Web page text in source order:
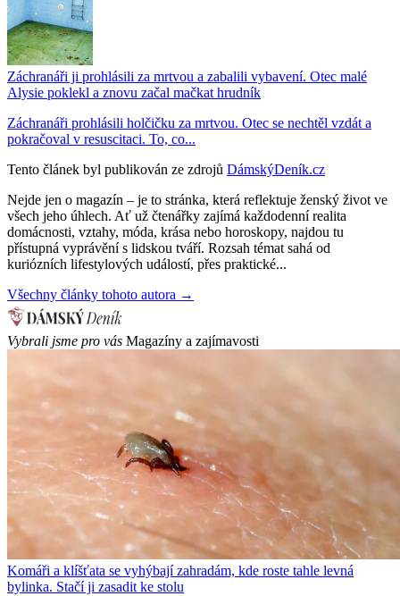
Záchranáři ji prohlásili za mrtvou a zabalili vybavení. Otec malé
Alysie poklekl a znovu začal mačkat hrudník
Záchranáři prohlásili holčičku za mrtvou. Otec se nechtěl vzdát a
pokračoval v resuscitaci. To, co...
Tento článek byl publikován ze zdrojů DámskýDeník.cz
Nejde jen o magazín – je to stránka, která reflektuje ženský život ve
všech jeho úhlech. Ať už čtenářky zajímá každodenní realita
domácnosti, vztahy, móda, krása nebo horoskopy, najdou tu
přístupná vyprávění s lidskou tváří. Rozsah témat sahá od
kuriózních lifestylových událostí, přes praktické...
Všechny články tohoto autora →
Vybrali jsme pro vás Magazíny a zajímavosti
Komáři a klíšťata se vyhýbají zahradám, kde roste tahle levná
bylinka. Stačí ji zasadit ke stolu